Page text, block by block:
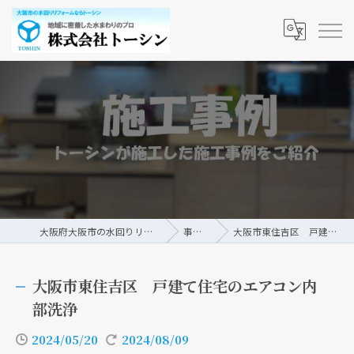
大阪府大阪市の水回りリフォームなら株式会社トーシン 事例/ブログ 大阪市東住吉区 戸建て住宅のエアコン内部洗浄
大阪市東住吉区 戸建て住宅のエアコン内
部洗浄
2024/05/20 2024/08/09